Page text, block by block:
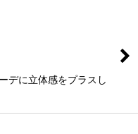
デに立体感をプラスし